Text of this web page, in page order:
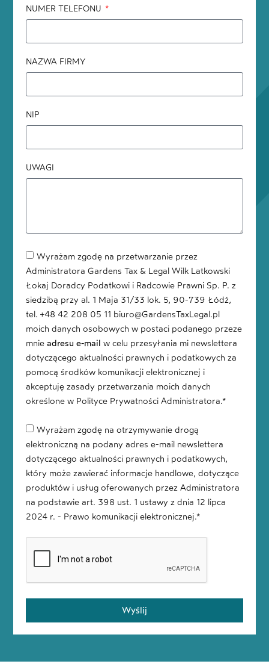
NUMER TELEFONU
NAZWA FIRMY
NIP
UWAGI
Wyrażam zgodę na przetwarzanie przez
Administratora Gardens Tax & Legal Wilk Latkowski
Łokaj Doradcy Podatkowi i Radcowie Prawni Sp. P. z
siedzibą przy al. 1 Maja 31/33 lok. 5, 90-739 Łódź,
tel. +48 42 208 05 11 biuro@GardensTaxLegal.pl
moich danych osobowych w postaci podanego przeze
mnie adresu e-mail w celu przesyłania mi newslettera
dotyczącego aktualności prawnych i podatkowych za
pomocą środków komunikacji elektronicznej i
akceptuję zasady przetwarzania moich danych
określone w Polityce Prywatności Administratora.*
Wyrażam zgodę na otrzymywanie drogą
elektroniczną na podany adres e-mail newslettera
dotyczącego aktualności prawnych i podatkowych,
który może zawierać informacje handlowe, dotyczące
produktów i usług oferowanych przez Administratora
na podstawie art. 398 ust. 1 ustawy z dnia 12 lipca
2024 r. - Prawo komunikacji elektronicznej.*
Wyślij